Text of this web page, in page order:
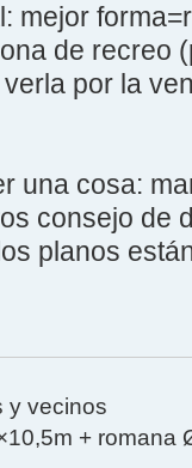
mejor
de recreo
por la
una cosa:
consejo de
planos
y vecinos
+ romana